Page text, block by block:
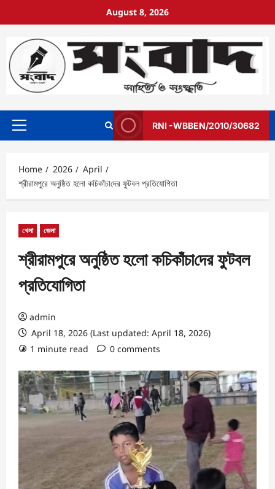
August 8, 2026
RNI -WBBEN/2010/30682
Home 2026
April
শ্রীরামপুরে অনুষ্ঠিত হলো কচিকাঁচা‌‌‍‌দের ফুটবল প্রতিযোগিতা
খেলা জেলা
শ্রীরামপুরে অনুষ্ঠিত হলো কচিকাঁচা‌‌‍‌দের ফুটবল
প্রতিযোগিতা
admin
April 18, 2026 (Last updated: April 18, 2026)
1 minute read
0 comments